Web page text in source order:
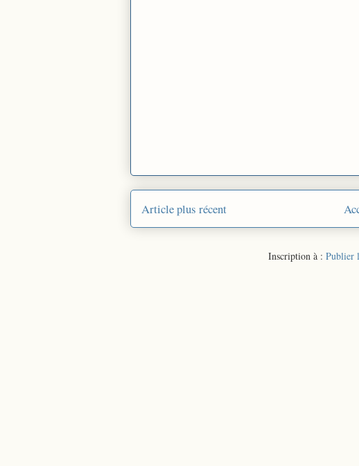
Article plus récent
Inscription à : Publier